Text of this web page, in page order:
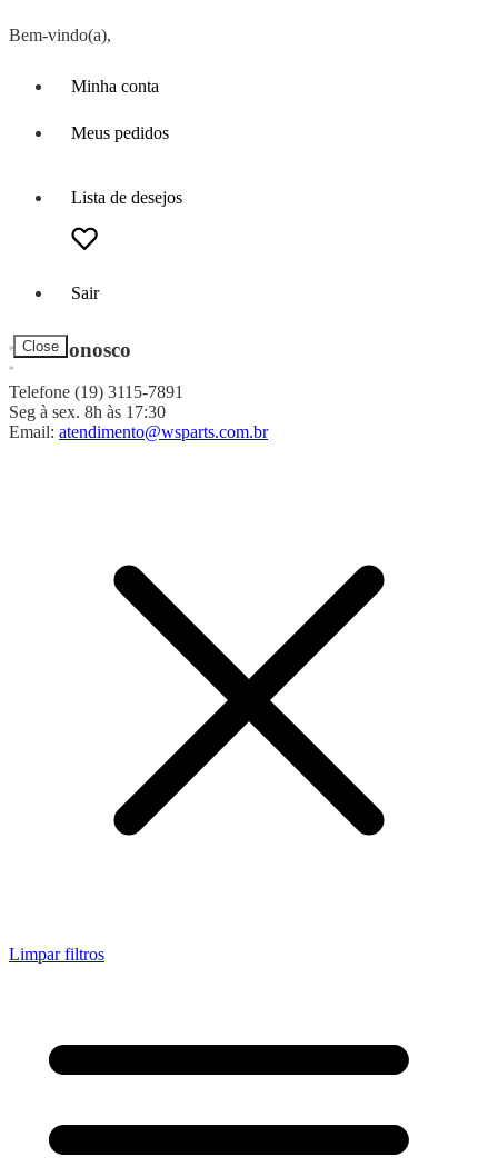
Bem-vindo(a),
Minha conta
Meus pedidos
Lista de desejos
Sair
Close
Fale Conosco
Telefone (19) 3115-7891
Seg à sex. 8h às 17:30
Email: atendimento@wsparts.com.br
Limpar filtros